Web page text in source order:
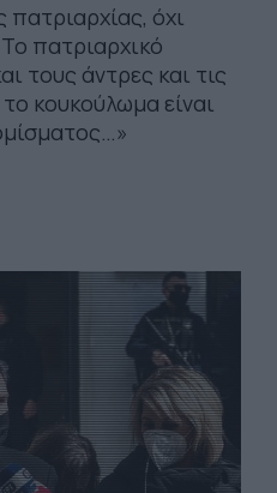
πατριαρχίας, όχι
πατριαρχικό
τους άντρες και τις
κουκούλωμα είναι